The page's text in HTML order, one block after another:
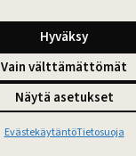
Hyväksy
Vain välttämättömät
Näytä asetukset
EvästekäytäntöTietosuoja